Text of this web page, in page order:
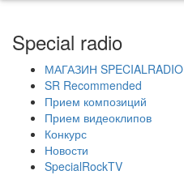
Special radio
МАГАЗИН SPECIALRADIO
SR Recommended
Прием композиций
Прием видеоклипов
Конкурс
Новости
SpecialRockTV